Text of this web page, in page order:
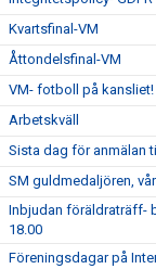
Kvartsfinal-VM
Åttondelsfinal-VM
VM- fotboll på kansliet!
Arbetskväll
Sista dag för anmälan
SM guldmedaljören,
Inbjudan föräldraträff-
18.00
Föreningsdagar på